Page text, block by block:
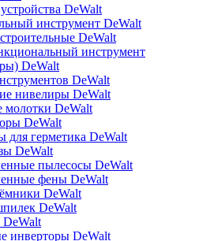
DeWalt
инструмент DeWalt
DeWalt
инструмент
DeWalt
DeWalt
нивелиры DeWalt
DeWalt
DeWalt
для герметика DeWalt
DeWalt
пылесосы DeWalt
фены DeWalt
DeWalt
DeWalt
инверторы DeWalt